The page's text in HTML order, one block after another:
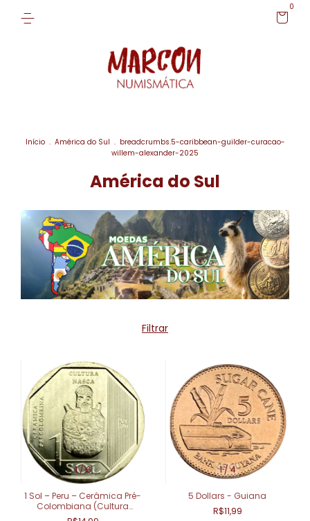
0
Início . América do Sul . breadcrumbs.5-caribbean-guilder-curacao-
willem-alexander-2025
América do Sul
Filtrar
1/6
1 Sol – Peru – Cerâmica Pré-
Colombiana (Cultura
Nazca)
1/4
5 Dollars - Guiana
R$11,99